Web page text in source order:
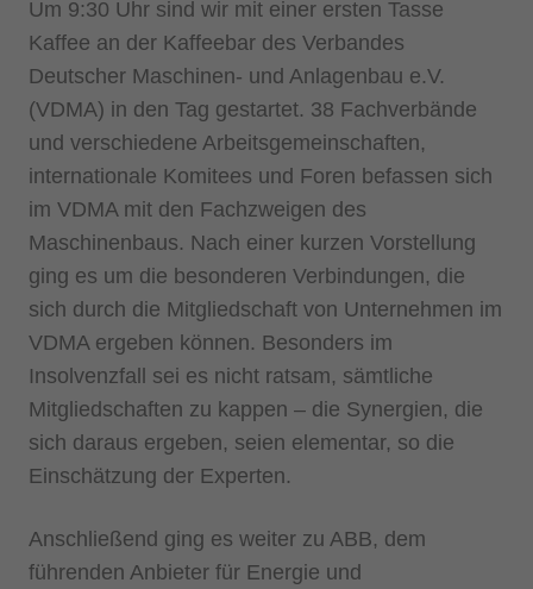
Um 9:30 Uhr sind wir mit einer ersten Tasse
Kaffee an der Kaffeebar des Verbandes
Deutscher Maschinen- und Anlagenbau e.V.
(VDMA) in den Tag gestartet. 38 Fachverbände
und verschiedene Arbeitsgemeinschaften,
internationale Komitees und Foren befassen sich
im VDMA mit den Fachzweigen des
Maschinenbaus. Nach einer kurzen Vorstellung
ging es um die besonderen Verbindungen, die
sich durch die Mitgliedschaft von Unternehmen im
VDMA ergeben können. Besonders im
Insolvenzfall sei es nicht ratsam, sämtliche
Mitgliedschaften zu kappen – die Synergien, die
sich daraus ergeben, seien elementar, so die
Einschätzung der Experten.
Anschließend ging es weiter zu ABB, dem
führenden Anbieter für Energie und